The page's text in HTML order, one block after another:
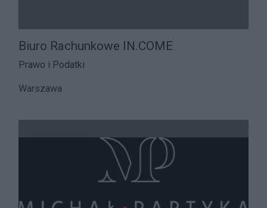
Biuro Rachunkowe IN.COME
Prawo i Podatki
Warszawa